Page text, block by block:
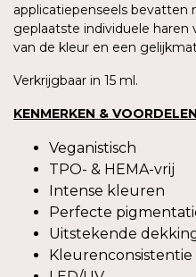
applicatiepenseels bevatten
geplaatste individuele haren
van de kleur en een
Verkrijgbaar in 15 ml.
KENMERKEN & VOORDELEN
Veganistisch
TPO- & HEMA-vrij
Intense kleuren
Perfecte
Uitstekende
Kleurenconsistentie